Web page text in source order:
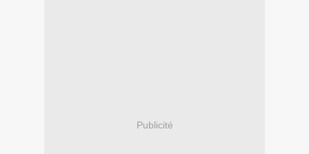
Publicité